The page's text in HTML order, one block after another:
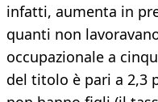
infatti, aumenta in
quanti non
occupazionale a
del titolo è pari a 2,3